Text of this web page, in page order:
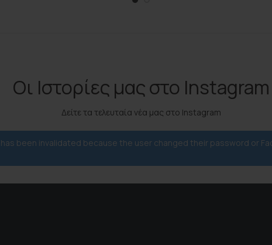
Οι Ιστορίες μας στο Instagram
Δείτε τα τελευταία νέα μας στο Instagram
been invalidated because the user changed their password or